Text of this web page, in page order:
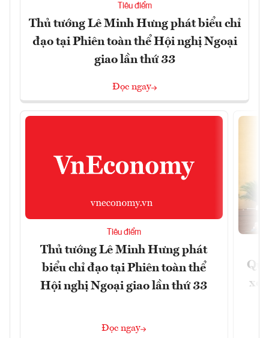
Tiêu điểm
Thủ tướng Lê Minh Hưng phát biểu chỉ
đạo tại Phiên toàn thể Hội nghị Ngoại
giao lần thứ 33
Đọc ngay
Tiêu điểm
Thủ tướng Lê Minh Hưng phát
biểu chỉ đạo tại Phiên toàn thể
Hội nghị Ngoại giao lần thứ 33
Đọc ngay